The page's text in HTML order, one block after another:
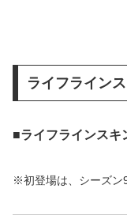
ライフライン
■ライフラインスキ
※初登場は、シーズン